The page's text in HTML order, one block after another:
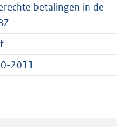
betalingen in de
2011